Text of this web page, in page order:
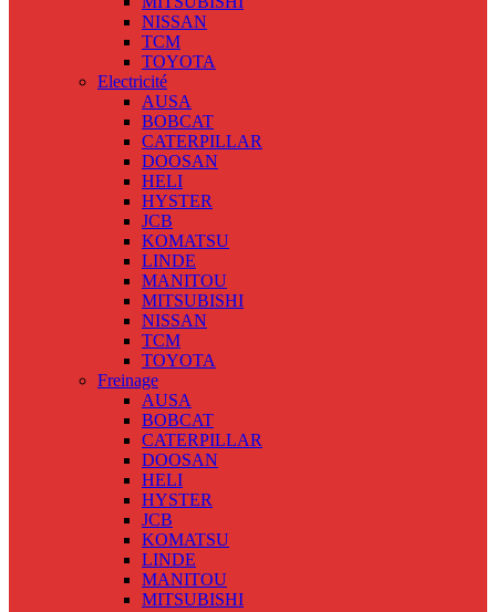
NISSAN
TCM
TOYOTA
Electricité
AUSA
BOBCAT
CATERPILLAR
DOOSAN
HELI
HYSTER
JCB
KOMATSU
LINDE
MANITOU
MITSUBISHI
NISSAN
TCM
TOYOTA
Freinage
AUSA
BOBCAT
CATERPILLAR
DOOSAN
HELI
HYSTER
JCB
KOMATSU
LINDE
MANITOU
MITSUBISHI